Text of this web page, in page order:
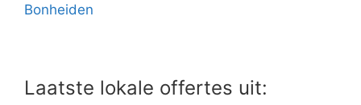
Bonheiden
Laatste lokale offertes uit: